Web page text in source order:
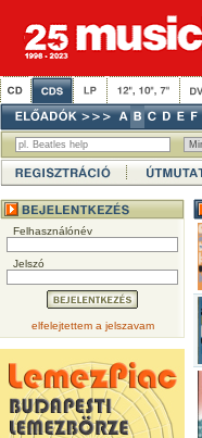
Felhasználónév
Jelszó
elfelejtettem a jelszavam